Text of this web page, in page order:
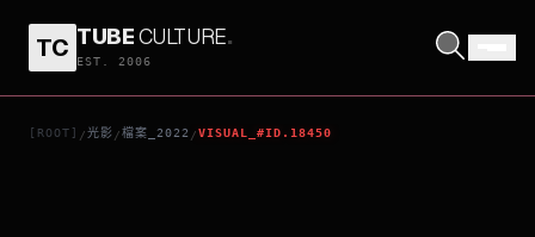
TC TUBECULTURE.
EST. 2006
[ROOT] /光影 /檔案_2022 /VISUAL_#ID.18450
CALL JANE